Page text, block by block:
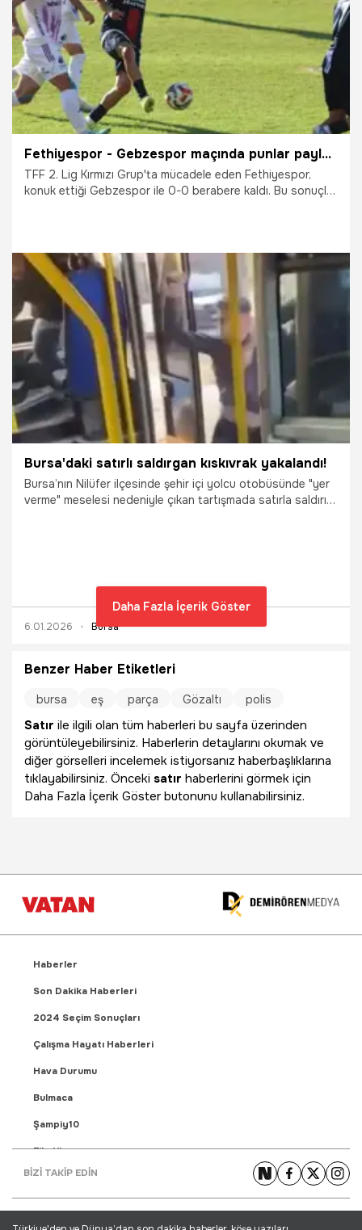
12.12.2025 Nilüfer
Fethiyespor - Gebzespor maçında punlar paylaşıldı
TFF 2. Lig Kırmızı Grup'ta mücadele eden Fethiyespor,
konuk ettiği Gebzespor ile 0-0 berabere kaldı. Bu sonuçla
12.12.2025 Futbol
Bursa'daki satırlı saldırgan kıskıvrak yakalandı!
Bursa’nın Nilüfer ilçesinde şehir içi yolcu otobüsünde "yer
verme" meselesi nedeniyle çıkan tartışmada satırla saldırı
6.01.2026 Bursa
Daha Fazla İçerik Göster
Benzer Haber Etiketleri
bursa eş parça Gözaltı polis
Satır ile ilgili olan tüm haberleri bu sayfa üzerinden
görüntüleyebilirsiniz. Haberlerin detaylarını okumak ve
diğer görselleri incelemek istiyorsanız haberbaşlıklarına
tıklayabilirsiniz. Önceki satır haberlerini görmek için
Daha Fazla İçerik Göster butonunu kullanabilirsiniz.
Haberler
Son Dakika Haberleri
2024 Seçim Sonuçları
Çalışma Hayatı Haberleri
Hava Durumu
Bulmaca
Şampiy10
Fikstür
Puan Durumu
BİZİ TAKİP EDİN